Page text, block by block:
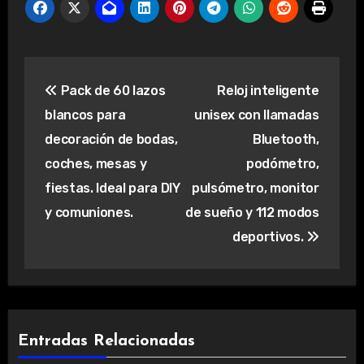
de
entradas
Pack de 60 lazos
blancos para
decoración de bodas,
coches, mesas y
fiestas. Ideal para DIY
y comuniones.
Reloj inteligente
unisex con llamadas
Bluetooth,
podómetro,
pulsómetro, monitor
de sueño y 112 modos
deportivos.
Entradas Relacionadas